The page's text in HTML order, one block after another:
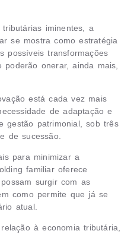
iminentes, a
se mostra como estratégia
possíveis transformações
onerar, ainda mais,
está cada vez mais
de adaptação e
gestão patrimonial, sob três
de sucessão.
para minimizar a
familiar oferece
surgir com as
como permite que já se
atual.
à economia tributária,